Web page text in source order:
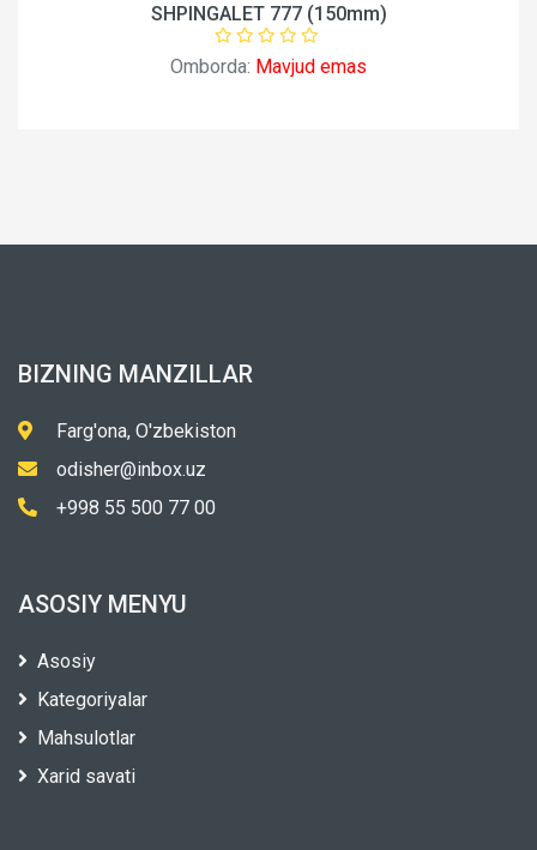
SHPINGALET 777 (150mm)
Omborda: Mavjud emas
BIZNING MANZILLAR
Farg'ona, O'zbekiston
odisher@inbox.uz
+998 55 500 77 00
ASOSIY MENYU
Asosiy
Kategoriyalar
Mahsulotlar
Xarid savati